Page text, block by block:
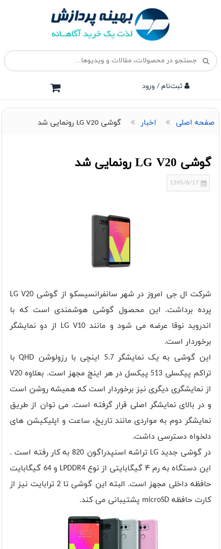
ثبت‌نام / ورود
صفحه اصلی اخبار گوشی LG V20 رونمایی شد
گوشی LG V20 رونمایی شد
شرکت ال جی امروز در شهر سانفرانسیسکو از گوشی LG V20
پرده برداشت. این محصول گوشی هوشمندی است که با
اندروید نوقا عرضه می شود و مانند LG V10 از دو نمایشگر
برخوردار است.
این گوشی به یک نمایشگر 5.7 اینچی با رزولوشن QHD با
تراکم پیکسلی 513 پیکسل در هر اینچ مجهز است. بعلاوه V20
از نمایشگری دیگری نیز برخوردار است که همیشه روشن است
و در بالای نمایشگر اصلی قرار گرفته است. می توان از طریق
نمایشگر دوم به مواردی مانند تاریخ، ساعت و اپلیکیشن های
دلخواه دسترسی داشت.
در گوشی جدید LG تراشه اسنپدراگون 820 به کار رفته است .
این دستگاه به رم ۴ گیگابایتی از نوع LPDDR4 و 64 گیگابایت
حافظه داخلی مجهز است. البته این گوشی تا 2 ترابایت نیز از
کارت حافظه microSD پشتیبانی می کند.